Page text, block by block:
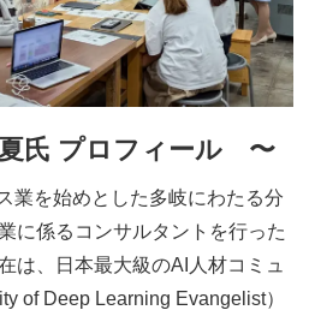
氏 プロフィール 〜
業を始めとした多岐にわたる分
に係るコンサルタントを行った
は、日本最大級のAI人材コミュ
of Deep Learning Evangelist）